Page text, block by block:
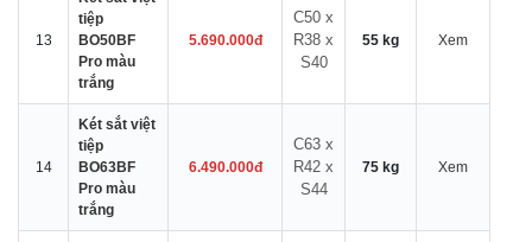
13
tiệp
BO50BF
Pro màu
trắng
5.690.000đ
C50 x
R38 x
S40
55 kg Xem
14
Két sắt việt
tiệp
BO63BF
Pro màu
trắng
6.490.000đ
C63 x
R42 x
S44
75 kg Xem